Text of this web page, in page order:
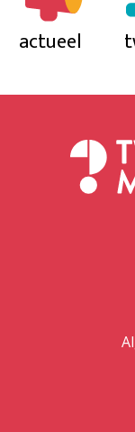
actueel